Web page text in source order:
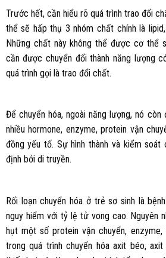
Trước hết, cần hiểu rõ quá trình trao đổi
thể sẽ hấp thụ 3 nhóm chất chính là
Những chất này không thể được cơ thể
cần được chuyển đổi thành năng lượng
quá trình gọi là trao đổi chất.
Để chuyển hóa, ngoài năng lượng, nó
nhiều hormone, enzyme, protein vận
đồng yếu tố. Sự hình thành và kiểm
định bởi di truyền.
Rối loạn chuyển hóa ở trẻ sơ sinh là
nguy hiểm với tỷ lệ tử vong cao. Nguyên
hụt một số protein vận chuyển,
trong quá trình chuyển hóa axit béo,